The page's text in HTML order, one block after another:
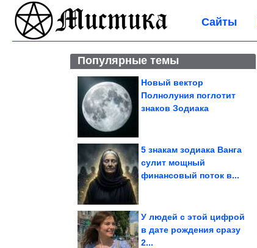
Сайты
Популярные темы
Новый вектор
Полнолуния поглотит
знаков Зодиака
5 знакам зодиака Ванга
сулит мощный
финансовый поток в...
У людей с этой цифрой
в дате рождения сразу
2...